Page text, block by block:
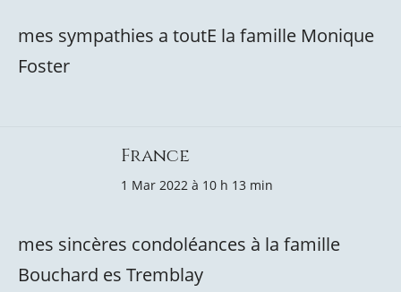
mes sympathies a toutE la famille Monique
Foster
France
1 Mar 2022 à 10 h 13 min
mes sincères condoléances à la famille
Bouchard es Tremblay